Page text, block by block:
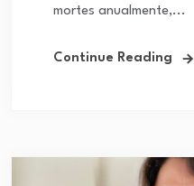
mortes anualmente,...
Continue Reading